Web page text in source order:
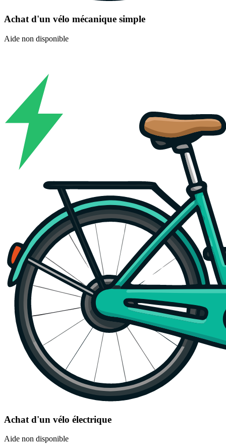
Achat d'un vélo mécanique simple
Aide non disponible
Achat d'un vélo électrique
Aide non disponible